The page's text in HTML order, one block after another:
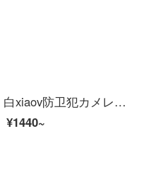
白xiaov防卫犯カメレオンカメラでは、オンラインビデオでは、屋外防塵防水连スマイホリモトでHD夜视家庭用モニルターワイザワイファイ室外外外外外外外外外外外では、デカメンプロ+ビッグバッグ
¥1440~